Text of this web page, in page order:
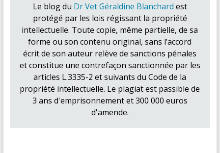
Le blog du Dr Vet Géraldine Blanchard est
protégé par les lois régissant la propriété
intellectuelle. Toute copie, même partielle, de sa
forme ou son contenu original, sans l’accord
écrit de son auteur relève de sanctions pénales
et constitue une contrefaçon sanctionnée par les
articles L.3335-2 et suivants du Code de la
propriété intellectuelle. Le plagiat est passible de
3 ans d'emprisonnement et 300 000 euros
d'amende.